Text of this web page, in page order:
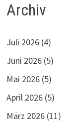
Archiv
Juli 2026 (4)
Juni 2026 (5)
Mai 2026 (5)
April 2026 (5)
März 2026 (11)